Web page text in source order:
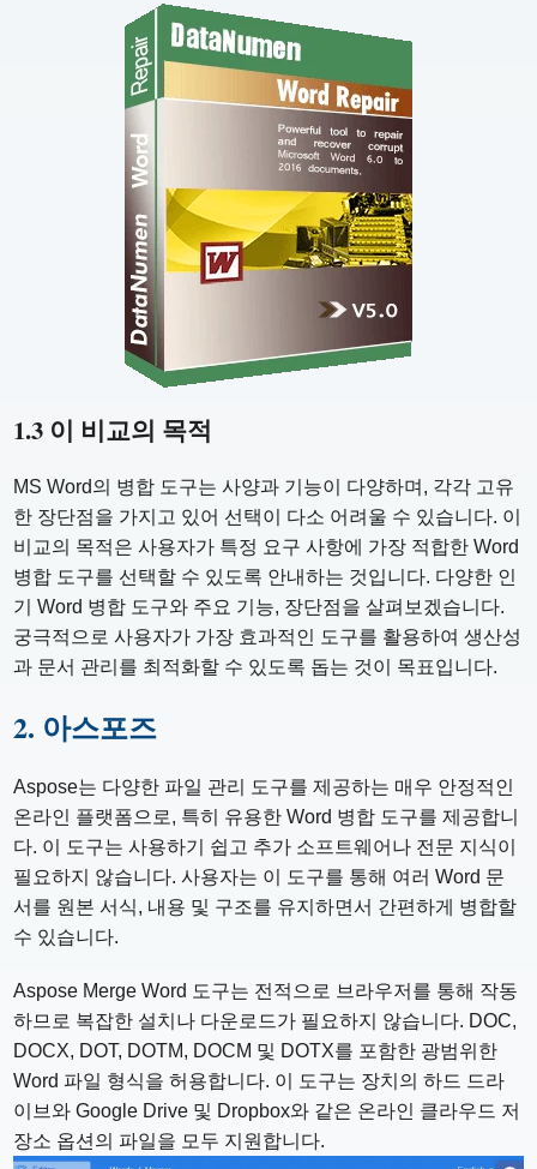
1.3 이 비교의 목적
MS Word의 병합 도구는 사양과 기능이 다양하며, 각각 고유
한 장단점을 가지고 있어 선택이 다소 어려울 수 있습니다. 이
비교의 목적은 사용자가 특정 요구 사항에 가장 적합한 Word
병합 도구를 선택할 수 있도록 안내하는 것입니다. 다양한 인
기 Word 병합 도구와 주요 기능, 장단점을 살펴보겠습니다.
궁극적으로 사용자가 가장 효과적인 도구를 활용하여 생산성
과 문서 관리를 최적화할 수 있도록 돕는 것이 목표입니다.
2. 아스포즈
Aspose는 다양한 파일 관리 도구를 제공하는 매우 안정적인
온라인 플랫폼으로, 특히 유용한 Word 병합 도구를 제공합니
다. 이 도구는 사용하기 쉽고 추가 소프트웨어나 전문 지식이
필요하지 않습니다. 사용자는 이 도구를 통해 여러 Word 문
서를 원본 서식, 내용 및 구조를 유지하면서 간편하게 병합할
수 있습니다.
Aspose Merge Word 도구는 전적으로 브라우저를 통해 작동
하므로 복잡한 설치나 다운로드가 필요하지 않습니다. DOC,
DOCX, DOT, DOTM, DOCM 및 DOTX를 포함한 광범위한
Word 파일 형식을 허용합니다. 이 도구는 장치의 하드 드라
이브와 Google Drive 및 Dropbox와 같은 온라인 클라우드 저
장소 옵션의 파일을 모두 지원합니다.